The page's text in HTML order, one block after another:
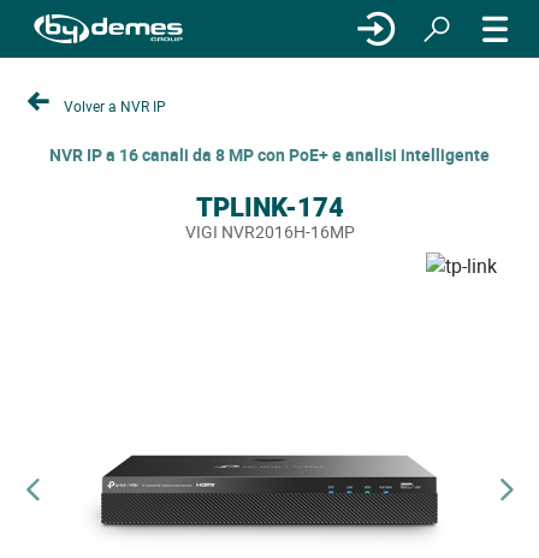
Volver a NVR IP
NVR IP a 16 canali da 8 MP con PoE+ e analisi intelligente
TPLINK-174
VIGI NVR2016H-16MP